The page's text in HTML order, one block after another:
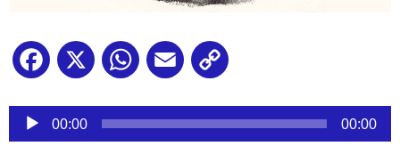
Facebook
X WhatsApp
Email
Reproductor
00:00 00:00